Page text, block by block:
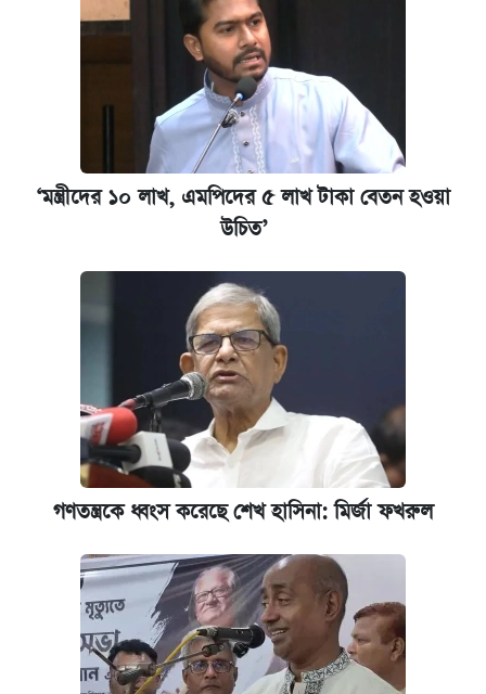
‘মন্ত্রীদের ১০ লাখ, এমপিদের ৫ লাখ টাকা বেতন হওয়া
উচিত’
গণতন্ত্রকে ধ্বংস করেছে শেখ হাসিনা: মির্জা ফখরুল